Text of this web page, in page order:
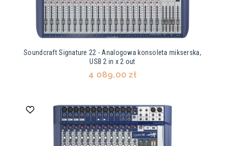
Soundcraft Signature 22 - Analogowa konsoleta mikserska,
USB 2 in x 2 out
4 089,00 zł